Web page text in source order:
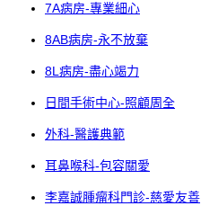
7A病房-專業細心
8AB病房-永不放棄
8L病房-盡心竭力
日間手術中心-照顧周全
外科-醫護典範
耳鼻喉科-包容關愛
李嘉誠腫瘤科門診-慈愛友善